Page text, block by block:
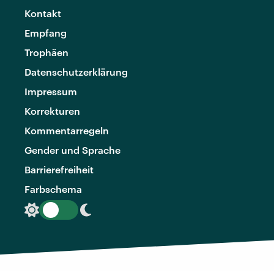
Kontakt
Empfang
Trophäen
Datenschutzerklärung
Impressum
Korrekturen
Kommentarregeln
Gender und Sprache
Barrierefreiheit
Farbschema